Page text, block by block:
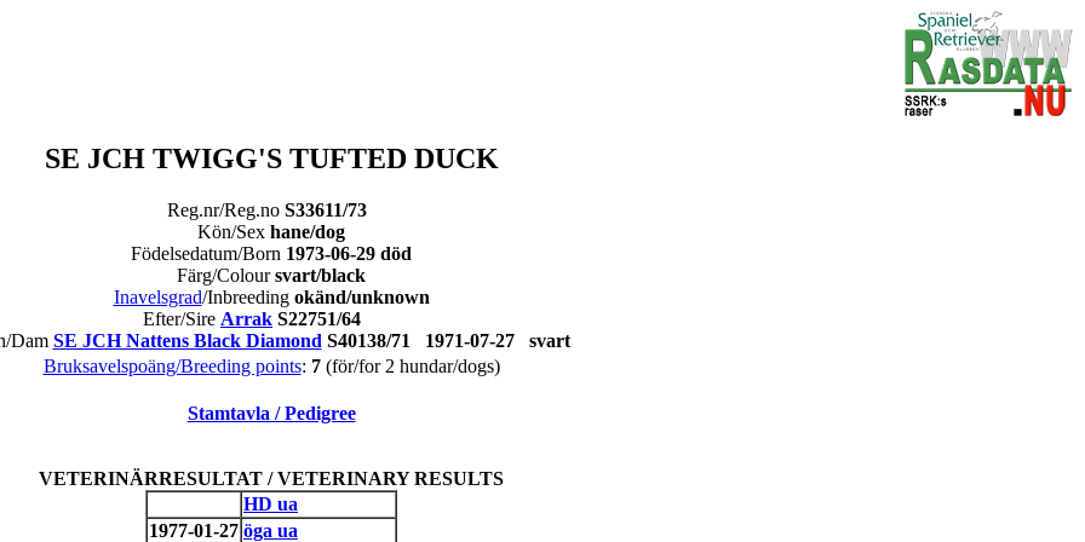
SE JCH TWIGG'S TUFTED DUCK
Reg.nr/Reg.no S33611/73
Kön/Sex hane/dog
Födelsedatum/Born 1973-06-29 död
Färg/Coloursvart/black
Inavelsgrad/Inbreeding okänd/unknown
Efter/Sire Arrak S22751/64
Dam SE JCH Nattens Black Diamond S40138/71 1971-07-27 svart
Bruksavelspoäng/Breeding points: 7(för/for 2 hundar/dogs)
Stamtavla / Pedigree
VETERINÄRRESULTAT / VETERINARY RESULTS
HD ua
1977-01-27 öga ua